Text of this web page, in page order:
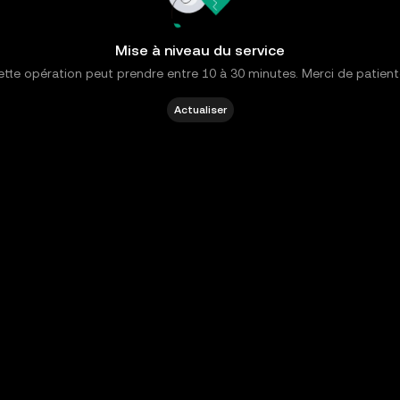
Mise à niveau du service
opération peut prendre entre 10 à 30 minutes. Merci de
Actualiser